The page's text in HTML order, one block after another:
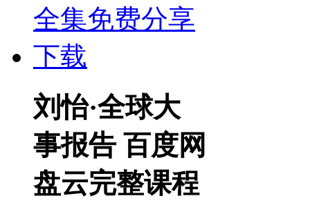
刘怡·全球大
事报告 百度网
盘云完整课程